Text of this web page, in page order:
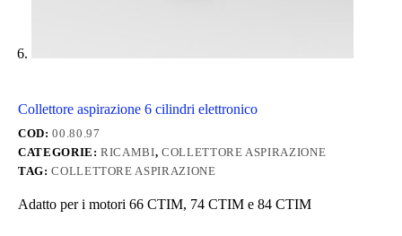
Collettore aspirazione 6 cilindri elettronico
COD:00.80.97
CATEGORIE:RICAMBI,COLLETTORE ASPIRAZIONE
TAG:COLLETTORE ASPIRAZIONE
Adatto per i motori 66 CTIM, 74 CTIM e 84 CTIM